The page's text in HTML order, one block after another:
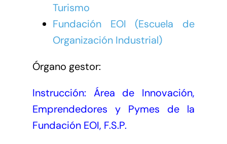
Turismo
Fundación EOI (Escuela de
Organización Industrial)
Órgano gestor:
Instrucción: Área de Innovación,
Emprendedores y Pymes de la
Fundación EOI, F.S.P.